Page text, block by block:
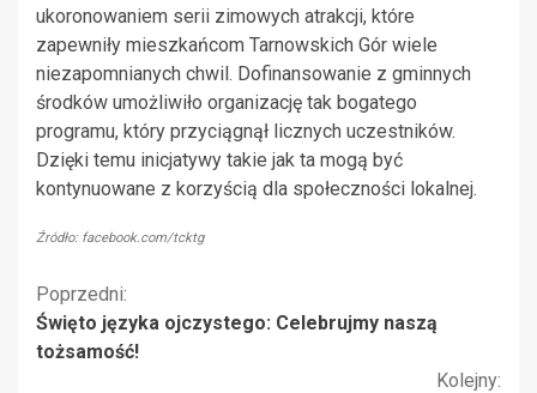
ukoronowaniem serii zimowych atrakcji, które
zapewniły mieszkańcom Tarnowskich Gór wiele
niezapomnianych chwil. Dofinansowanie z gminnych
środków umożliwiło organizację tak bogatego
programu, który przyciągnął licznych uczestników.
Dzięki temu inicjatywy takie jak ta mogą być
kontynuowane z korzyścią dla społeczności lokalnej.
Źródło: facebook.com/tcktg
Kontynuuj
czytanie
Poprzedni:
Święto języka ojczystego: Celebrujmy naszą
tożsamość!
Kolejny: